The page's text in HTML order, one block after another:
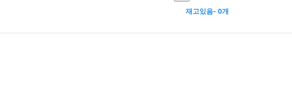
재고있음- 0개